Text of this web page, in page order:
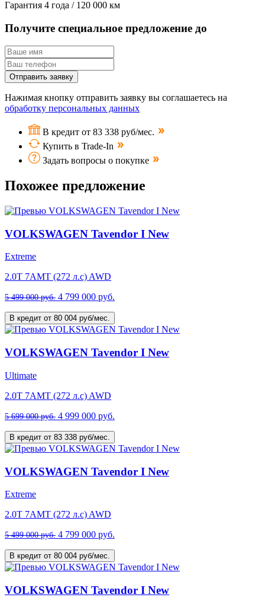
Гарантия 4 года / 120 000 км
Получите специальное предложение до
Отправить заявку
Нажимая кнопку отправить заявку вы соглашаетесь на
обработку персональных данных
В кредит от 83 338 руб/мес.
Купить в Trade-In
Задать вопросы о покупке
Похожее предложение
VOLKSWAGEN Tavendor I New
Extreme
2.0T 7AMT (272 л.с) AWD
5 499 000 руб. 4 799 000 руб.
В кредит от 80 004 руб/мес.
VOLKSWAGEN Tavendor I New
Ultimate
2.0T 7AMT (272 л.с) AWD
5 699 000 руб. 4 999 000 руб.
В кредит от 83 338 руб/мес.
VOLKSWAGEN Tavendor I New
Extreme
2.0T 7AMT (272 л.с) AWD
5 499 000 руб. 4 799 000 руб.
В кредит от 80 004 руб/мес.
VOLKSWAGEN Tavendor I New